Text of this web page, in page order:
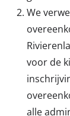
We
voor de
alle